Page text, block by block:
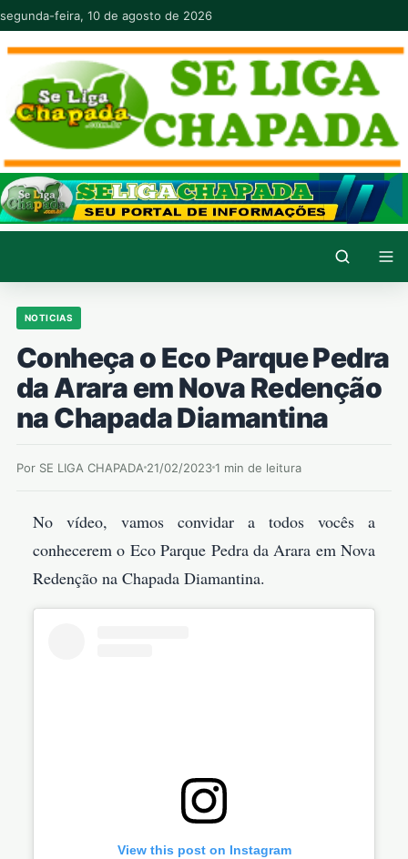
Pular para o conteúdo
segunda-feira, 10 de agosto de 2026
NOTICIAS
Conheça o Eco Parque Pedra
da Arara em Nova Redenção
na Chapada Diamantina
Por SE LIGA CHAPADA 21/02/20231 min de leitura
No vídeo, vamos convidar a todos vocês a
conhecerem o Eco Parque Pedra da Arara em Nova
Redenção na Chapada Diamantina.
View this post on Instagram